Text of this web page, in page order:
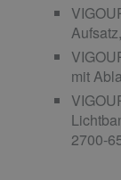
mit
2700-